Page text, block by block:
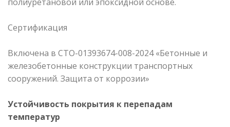
Сертификация
Включена в СТО-01393674-008-2024 «Бетонные и
железобетонные конструкции транспортных
сооружений. Защита от коррозии»
Устойчивость покрытия к перепадам
температур